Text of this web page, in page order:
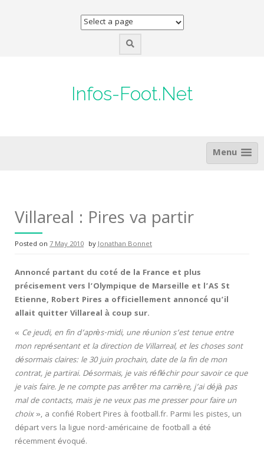
Infos-Foot.Net
Menu
Villareal : Pires va partir
Posted on 7 May 2010 byJonathan Bonnet
Annoncé partant du coté de la France et plus
précisement vers l’Olympique de Marseille et l’AS St
Etienne, Robert Pires a officiellement annoncé qu’il
allait quitter Villareal à coup sur.
« Ce jeudi, en fin d’après-midi, une réunion s’est tenue entre
mon représentant et la direction de Villarreal, et les choses sont
désormais claires: le 30 juin prochain, date de la fin de mon
contrat, je partirai. Désormais, je vais réfléchir pour savoir ce que
je vais faire. Je ne compte pas arrêter ma carrière, j’ai déjà pas
mal de contacts, mais je ne veux pas me presser pour faire un
choix», a confié Robert Pires à football.fr. Parmi les pistes, un
départ vers la ligue nord-américaine de football a été
récemment évoqué.